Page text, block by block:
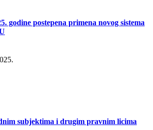
godine postepena primena novog sistema
subjektima i drugim pravnim licima